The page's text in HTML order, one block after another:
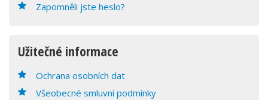
Zapomněli jste heslo?
Užitečné informace
Ochrana osobních dat
Všeobecné smluvní podmínky